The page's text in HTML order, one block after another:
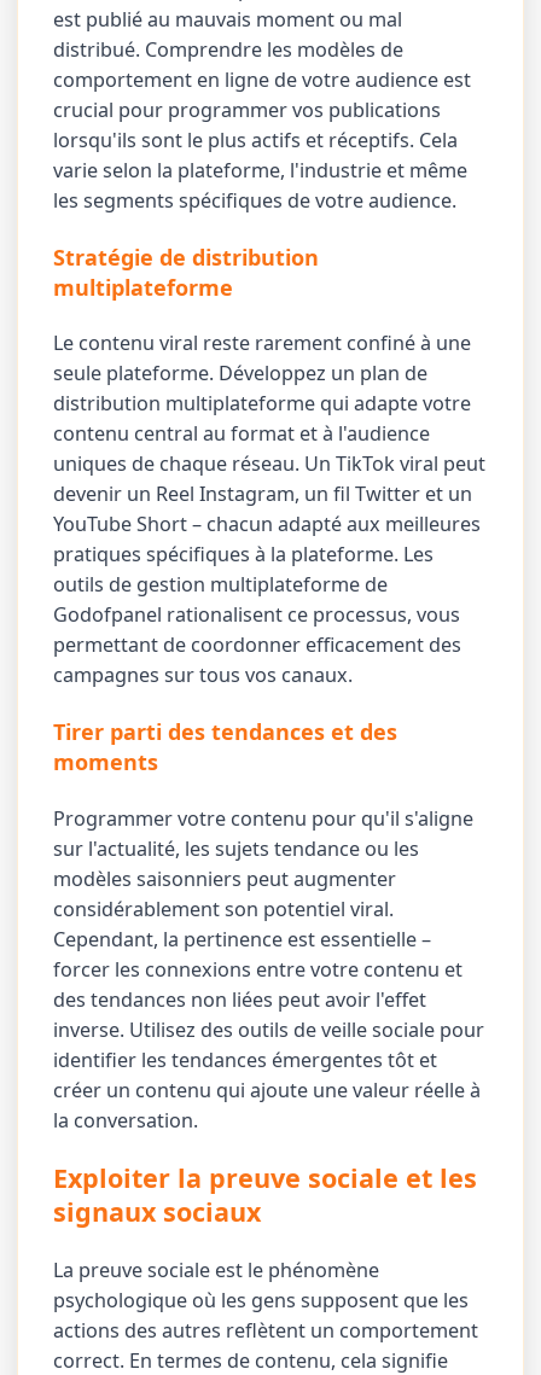
est publié au mauvais moment ou mal
distribué. Comprendre les modèles de
comportement en ligne de votre audience est
crucial pour programmer vos publications
lorsqu'ils sont le plus actifs et réceptifs. Cela
varie selon la plateforme, l'industrie et même
les segments spécifiques de votre audience.
Stratégie de distribution
multiplateforme
Le contenu viral reste rarement confiné à une
seule plateforme. Développez un plan de
distribution multiplateforme qui adapte votre
contenu central au format et à l'audience
uniques de chaque réseau. Un TikTok viral peut
devenir un Reel Instagram, un fil Twitter et un
YouTube Short – chacun adapté aux meilleures
pratiques spécifiques à la plateforme. Les
outils de gestion multiplateforme de
Godofpanel rationalisent ce processus, vous
permettant de coordonner efficacement des
campagnes sur tous vos canaux.
Tirer parti des tendances et des
moments
Programmer votre contenu pour qu'il s'aligne
sur l'actualité, les sujets tendance ou les
modèles saisonniers peut augmenter
considérablement son potentiel viral.
Cependant, la pertinence est essentielle –
forcer les connexions entre votre contenu et
des tendances non liées peut avoir l'effet
inverse. Utilisez des outils de veille sociale pour
identifier les tendances émergentes tôt et
créer un contenu qui ajoute une valeur réelle à
la conversation.
Exploiter la preuve sociale et les
signaux sociaux
La preuve sociale est le phénomène
psychologique où les gens supposent que les
actions des autres reflètent un comportement
correct. En termes de contenu, cela signifie